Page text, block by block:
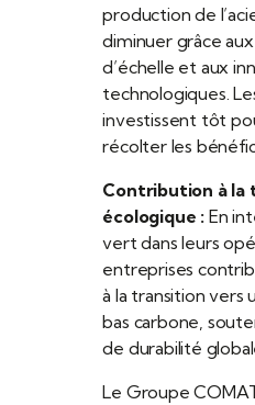
production de
diminuer grâce
d’échelle et aux
technologiques.
investissent tôt
récolter les
Contribution à la
écologique : En
vert dans leurs
entreprises
à la transition vers
bas carbone,
de durabilité
Le Groupe